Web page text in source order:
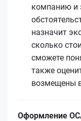
компанию и
назначит
сколько
сможете
также
возмещены
Оформление